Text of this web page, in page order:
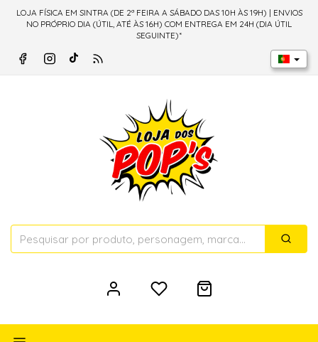
LOJA FÍSICA EM SINTRA (DE 2ª FEIRA A SÁBADO DAS 10H ÀS 19H) | ENVIOS
NO PRÓPRIO DIA (ÚTIL, ATÉ ÀS 16H) COM ENTREGA EM 24H (DIA ÚTIL
SEGUINTE)*